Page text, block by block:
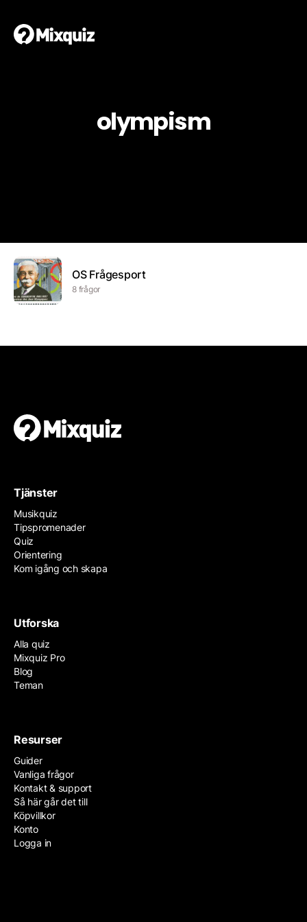
olympism
OS Frågesport
8 frågor
Tjänster
Musikquiz
Tipspromenader
Quiz
Orientering
Kom igång och skapa
Utforska
Alla quiz
Mixquiz Pro
Blog
Teman
Resurser
Guider
Vanliga frågor
Kontakt & support
Så här går det till
Köpvillkor
Konto
Logga in